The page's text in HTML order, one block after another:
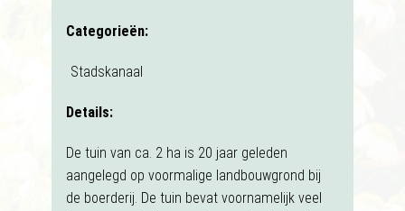
Categorieën:
Stadskanaal
Details:
De tuin van ca. 2 ha is 20 jaar geleden
aangelegd op voormalige landbouwgrond bij
de boerderij. De tuin bevat voornamelijk veel